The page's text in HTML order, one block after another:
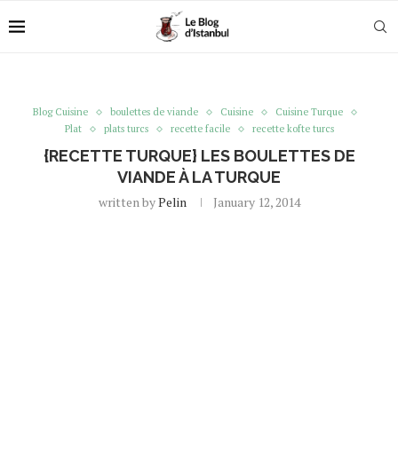
Blog Cuisine boulettes de viande Cuisine
Cuisine Turque
Plat
plats turcs recette facile recette kofte turcs
{RECETTE TURQUE} LES BOULETTES DE
VIANDE À LA TURQUE
written byPelin January 12, 2014